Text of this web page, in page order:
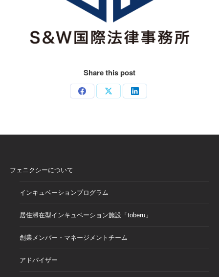
Share this post
Share Share Share
フェニクシーについて
インキュベーションプログラム
居住滞在型インキュベーション施設「toberu」
創業メンバー・マネージメントチーム
アドバイザー